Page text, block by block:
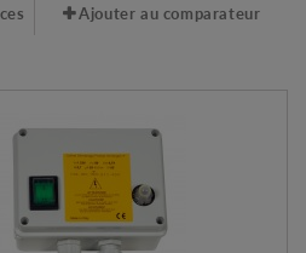
Ajouter au comparateur